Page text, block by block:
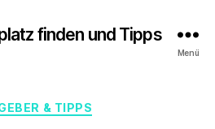
finden und Tipps
Menü
Kategorien
& TIPPS